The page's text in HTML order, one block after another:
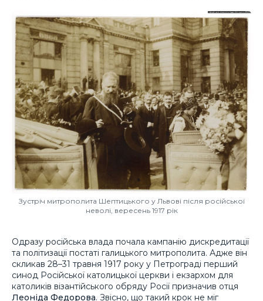
Зустріч митрополита Шептицького у Львові після російської
неволі, вересень 1917 рік
Одразу російська влада почала кампанію дискредитації
та політизації постаті галицького митрополита. Адже він
скликав 28–31 травня 1917 року у Петрограді перший
синод Російської католицької церкви і екзархом для
католиків візантійського обряду Росії призначив отця
Леоніда Федорова. Звісно, що такий крок не міг